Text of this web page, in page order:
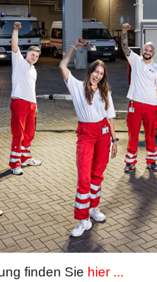
finden Sie hier ...